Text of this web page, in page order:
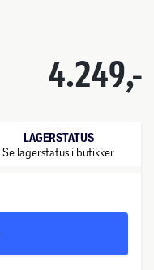
4.249,-
LAGERSTATUS
Se lagerstatus i butikker